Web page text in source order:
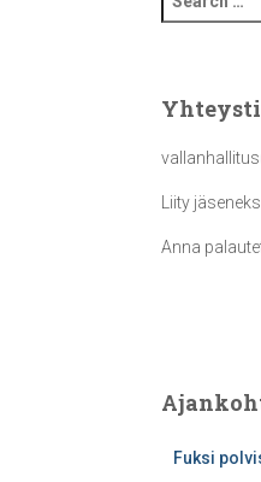
e
c
f
rLiity
Anna
Fuksi